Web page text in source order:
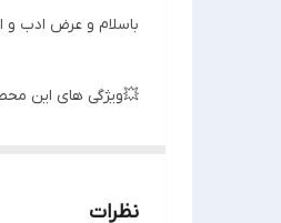
باسلام و عرض ادب و
💥ویژگی های این
نظرات